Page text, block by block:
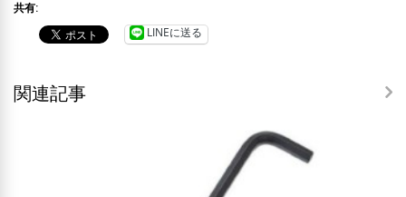
共有:
LINEに送る
関連記事